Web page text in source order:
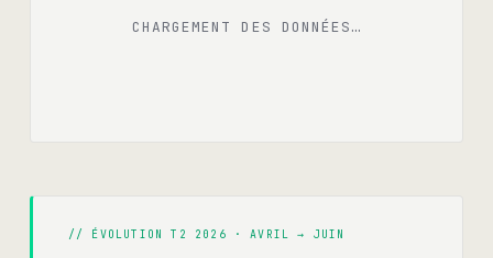
CHARGEMENT DES DONNÉES…
// ÉVOLUTIONT2 2026 · AVRIL → JUIN